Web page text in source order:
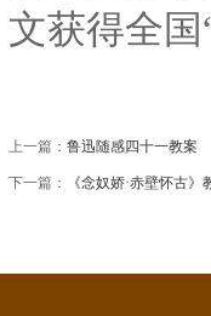
文获得全国
上一篇： 鲁迅随感四十一教案
下一篇： 《念奴娇·赤壁怀古》